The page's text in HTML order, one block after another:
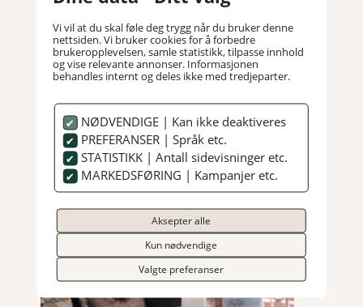
Vi vil at du skal føle deg trygg når du bruker denne
nettsiden. Vi bruker cookies for å forbedre
brukeropplevelsen, samle statistikk, tilpasse innhold
og vise relevante annonser. Informasjonen
behandles internt og deles ikke med tredjeparter.
NØDVENDIGE | Kan ikke deaktiveres
PREFERANSER | Språk etc.
STATISTIKK | Antall sidevisninger etc.
MARKEDSFØRING | Kampanjer etc.
Aksepter alle
Kun nødvendige
Valgte preferanser
Tenkte lys, fine blomster og god stemning i stuen i
Gamlehuset